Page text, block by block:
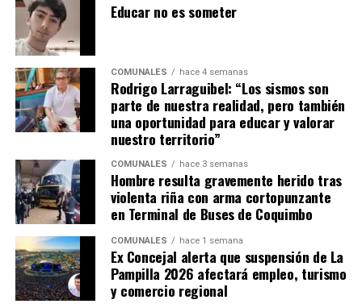
Educar no es someter
COMUNALES hace 4 semanas
Rodrigo Larraguibel: “Los sismos son
parte de nuestra realidad, pero también
una oportunidad para educar y valorar
nuestro territorio”
COMUNALES hace 3 semanas
Hombre resulta gravemente herido tras
violenta riña con arma cortopunzante
en Terminal de Buses de Coquimbo
COMUNALES hace 1 semana
Ex Concejal alerta que suspensión de La
Pampilla 2026 afectará empleo, turismo
y comercio regional